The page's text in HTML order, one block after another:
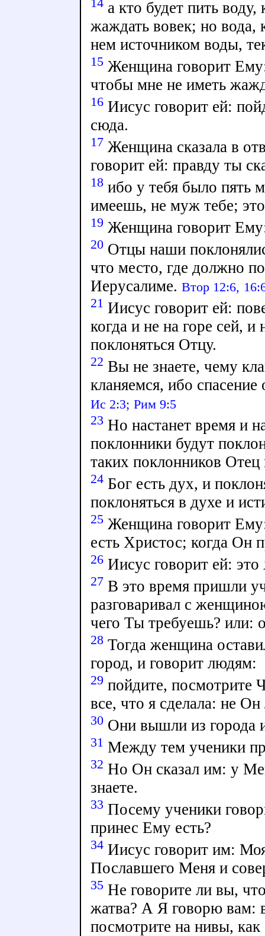
а кто будет пить
жаждать вовек; но вода,
нем источником воды,
15Женщина говорит
чтобы мне не иметь
16Иисус говорит ей:
сюда.
17 Женщина сказала в
говорит ей: правду ты
18ибо у тебя было пять
имеешь, не муж тебе;
19 Женщина говорит
20Отцы наши
что место, где должно
Иерусалиме. Втор 12:6,
21 Иисус говорит ей:
когда и не на горе сей,
поклоняться Отцу.
22 Вы не знаете, чему
кланяемся, ибо
Ис 2:3; Рим 9:5
23 Но настанет время и
поклонники будут
таких поклонников
24Бог есть дух, и
поклоняться в духе и
25Женщина говорит
есть Христос; когда Он
26Иисус говорит ей:
27 В это время пришли
разговаривал с
чего Ты требуешь? или:
28Тогда женщина
город, и говорит людям:
29 пойдите, посмотрите
все, что я сделала: не
30Они вышли из города
31 Между тем ученики
32 Но Он сказал им: у
знаете.
33 Посему ученики
принес Ему есть?
34Иисус говорит им:
Пославшего Меня и
35Не говорите ли вы,
жатва? А Я говорю вам:
посмотрите на нивы,